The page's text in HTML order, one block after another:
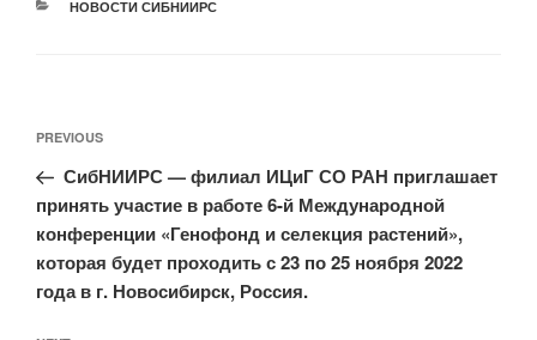
НОВОСТИ СИБНИИРС
PREVIOUS
СибНИИРС — филиал ИЦиГ СО РАН приглашает
принять участие в работе 6-й Международной
конференции «Генофонд и селекция растений»,
которая будет проходить с 23 по 25 ноября 2022
года в г. Новосибирск, Россия.